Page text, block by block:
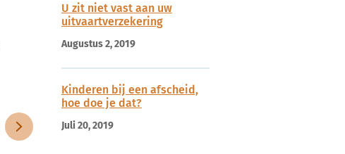
U zit niet vast aan uw
uitvaartverzekering
Augustus 2, 2019
Kinderen bij een afscheid,
hoe doe je dat?
Juli 20, 2019